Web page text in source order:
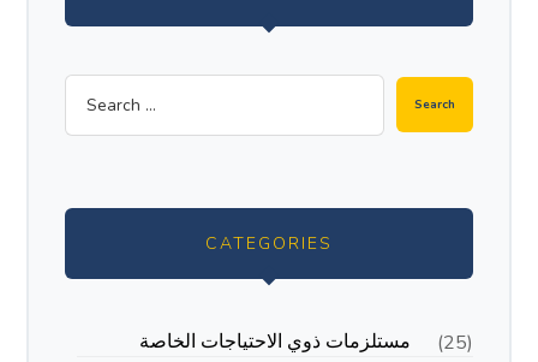
CATEGORIES
مستلزمات ذوي الاحتياجات الخاصة
(25)